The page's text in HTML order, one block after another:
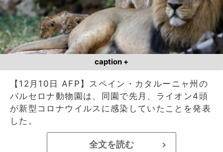
caption +
【12月10日 AFP】スペイン・カタルーニャ州の
バルセロナ動物園は、同園で先月、ライオン4頭
が新型コロナウイルスに感染していたことを発表
した。
全文を読む >